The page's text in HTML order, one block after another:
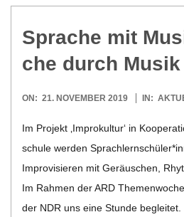
N
O
R
E
-
Spra­che mit
che durch Musik
2019-
ON: 21. NOVEMBER 2019 IN:
Im Pro­jekt ‚Impro­kul­tur‘ in
schule wer­den
Impro­vi­sie­ren mit Geräu­schen,
Im Rah­men der ARD
der NDR uns eine Stunde